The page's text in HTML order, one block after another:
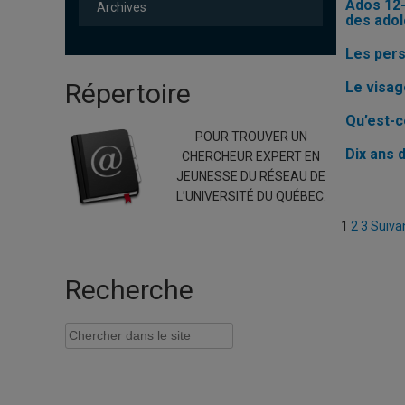
Archives
Répertoire
POUR TROUVER UN
CHERCHEUR EXPERT EN
JEUNESSE DU RÉSEAU DE
L’UNIVERSITÉ DU QUÉBEC.
Recherche
Ados
des
Les
Le
Qu’est-
Dix ans
1 2 3